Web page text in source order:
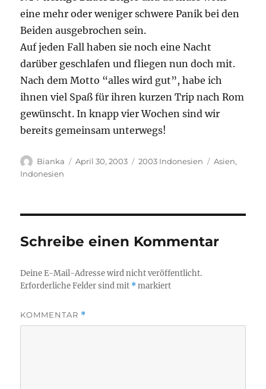
eine mehr oder weniger schwere Panik bei den
Beiden ausgebrochen sein.
Auf jeden Fall haben sie noch eine Nacht
darüber geschlafen und fliegen nun doch mit.
Nach dem Motto “alles wird gut”, habe ich
ihnen viel Spaß für ihren kurzen Trip nach Rom
gewünscht. In knapp vier Wochen sind wir
bereits gemeinsam unterwegs!
Autor
Bianka
Veröffentlicht
April 30, 2003 Kategorien
2003 Indonesien Schlagwörter
Asien,
Indonesien
Schreibe einen Kommentar
Deine E-Mail-Adresse wird nicht veröffentlicht.
Erforderliche Felder sind mit *markiert
KOMMENTAR *